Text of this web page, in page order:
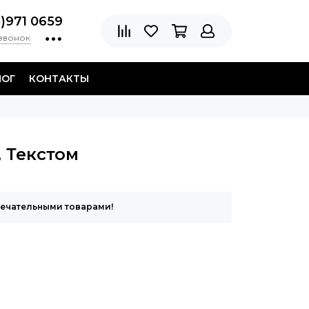
0659
КОНТАКТЫ
товарами!